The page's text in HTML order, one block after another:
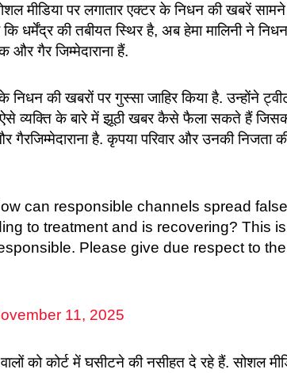
मीडिया पर लगातार एक्टर के निधन की खबरें
की तबीयत स्थिर है, अब हेमा मालिनी ने
गैर जिम्मेदाराना हैं.
निधन की खबरों पर गुस्सा जाहिर किया है. उन्होंने
ऐसे व्यक्ति के बारे में झूठी खबर कैसे फैला सकते हैं
है. कृपया परिवार और उनकी निजता
can responsible channels spread false
to treatment and is recovering? This is
Please give due respect to the
11, 2025
को कोर्ट में घसीटने की नसीहत दे रहे हैं. सोशल